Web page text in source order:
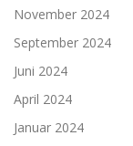
November 2024
September 2024
Juni 2024
April 2024
Januar 2024